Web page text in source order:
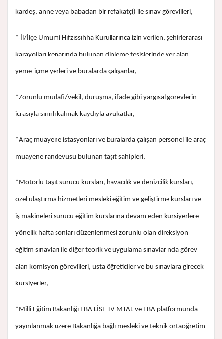
kardeş, anne veya babadan bir refakatçi) ile sınav görevlileri,
* İl/İlçe Umumi Hıfzıssıhha Kurullarınca izin verilen, şehirlerarası
karayolları kenarında bulunan dinleme tesislerinde yer alan
yeme-içme yerleri ve buralarda çalışanlar,
*Zorunlu müdafi/vekil, duruşma, ifade gibi yargısal görevlerin
icrasıyla sınırlı kalmak kaydıyla avukatlar,
*Araç muayene istasyonları ve buralarda çalışan personel ile araç
muayene randevusu bulunan taşıt sahipleri,
*Motorlu taşıt sürücü kursları, havacılık ve denizcilik kursları,
özel ulaştırma hizmetleri mesleki eğitim ve geliştirme kursları ve
iş makineleri sürücü eğitim kurslarına devam eden kursiyerlere
yönelik hafta sonları düzenlenmesi zorunlu olan direksiyon
eğitim sınavları ile diğer teorik ve uygulama sınavlarında görev
alan komisyon görevlileri, usta öğreticiler ve bu sınavlara girecek
kursiyerler,
*Milli Eğitim Bakanlığı EBA LİSE TV MTAL ve EBA platformunda
yayınlanmak üzere Bakanlığa bağlı mesleki ve teknik ortaöğretim